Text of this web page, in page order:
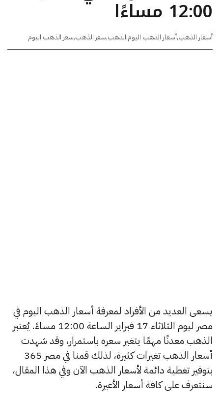
12:00 مساءًا
أسعار الذهب,أسعار الذهب اليوم,الذهب,سعر الذهب,سعر الذهب اليوم
يسعى العديد من الأفراد لمعرفة أسعار الذهب اليوم في
مصر ليوم الثلاثاء 17 فبراير الساعة 12:00 مساءً. يُعتبر
الذهب معدنًا مهمًا يتغير سعره باستمرار، وقد شهدت
أسعار الذهب تغيرات كثيرة، لذلك قمنا في مصر 365
بتوفير تغطية دائمة لأسعار الذهب الآن وفي هذا المقال،
سنتعرف على كافة أسعار الأعيرة.